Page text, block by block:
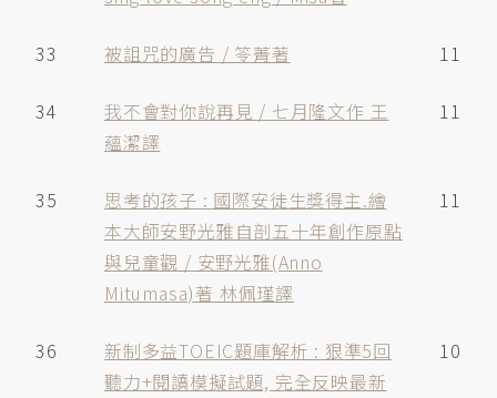
33 被詛咒的廣告 / 笭菁著 11
34
我不會對你說再見 / 七月隆文作 王
蘊潔譯
11
35
思考的孩子 : 國際安徒生獎得主.繪
本大師安野光雅自剖五十年創作原點
與兒童觀 / 安野光雅(Anno
Mitumasa)著 林佩瑾譯
11
36
新制多益TOEIC題庫解析 : 狠準5回
聽力+閱讀模擬試題, 完全反映最新
10